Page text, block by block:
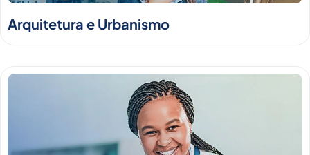
Arquitetura e Urbanismo